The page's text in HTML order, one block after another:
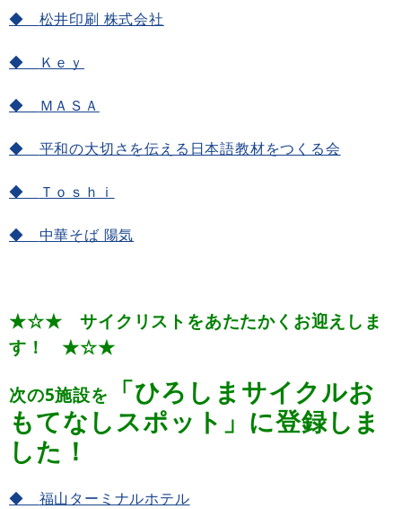
◆ 松井印刷 株式会社
◆ Ｋｅｙ
◆ ＭＡＳＡ
◆ 平和の大切さを伝える日本語教材をつくる会
◆ Ｔｏｓｈｉ
◆ 中華そば 陽気
★☆★ サイクリストをあたたかくお迎えしま
す！ ★☆★
次の5施設を
「ひろしまサイクルお
もてなしスポット」に登録しま
した！
◆ 福山ターミナルホテル